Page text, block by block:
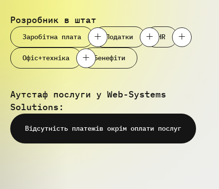
Розробник в штат
Заробітна плата Податки HR
Офіс+техніка Бенефіти
Аутстаф послуги у Web-Systems
Solutions:
Відсутність платежів окрім оплати послуг